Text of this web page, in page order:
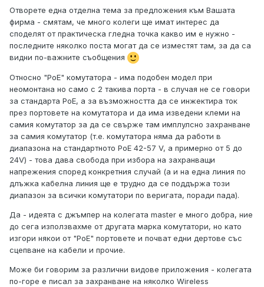
Отворете една отделна тема за предложения към Вашата
фирма - смятам, че много колеги ще имат интерес да
споделят от практическа гледна точка какво им е нужно -
последните няколко поста могат да се изместят там, за да са
видни по-важните съобщения
Относно "PoE" комутатора - има подобен модел при
неомонтана но само с 2 такива порта - в случая не се говори
за стандарта PoE, а за възможността да се инжектира ток
през портовете на комутатора и да има изведени клеми на
самия комутатор за да се свърже там имплулсно захранване
за самия комутатор (т.е. комутатора няма да работи в
диапазона на стандартното PoE 42-57 V, а примерно от 5 до
24V) - това дава свобода при избора на захранващи
напрежения според конкретния случай (а и на една линия по
длъжка кабелна линия ще е трудно да се поддържа този
диапазон за всички комутатори по веригата, поради пада).
Да - идеята с джъмпер на колегата master е много добра, ние
до сега използвахме от другата марка комутатори, но като
изгори някои от "PoE" портовете и почват едни дертове със
сцепване на кабели и прочие.
Може би говорим за различни видове приложения - колегата
по-горе е писал за захранване на няколко Wireless